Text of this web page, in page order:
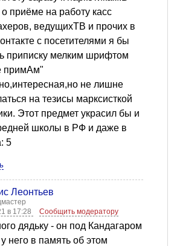
приёме на работу касс
ведущихТВ и прочих в
с посетителями я бы
приписку мелким шрифтом
примАм"
не лишне
на тезисы марксисткой
Этот предмет украсил бы и
школы в РФ и даже в
5
Леонтьев
в 17:28
Сообщить модератору
дядьку - он под Кандагаром
него в память об этом